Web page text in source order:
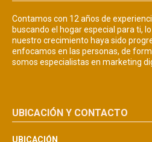
Contamos con 12 años de
buscando el hogar especial para ti,
nuestro crecimiento haya sido
enfocamos en las personas, de
somos especialistas en marketing
UBICACIÓN Y CONTACTO
UBICACIÓN